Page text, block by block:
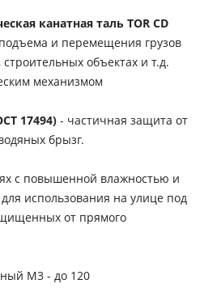
канатная таль TOR CD
и перемещения грузов
объектах и т.д.
механизмом
17494) - частичная защита от
брызг.
с повышенной влажностью и
использования на улице под
от прямого
М3 - до 120